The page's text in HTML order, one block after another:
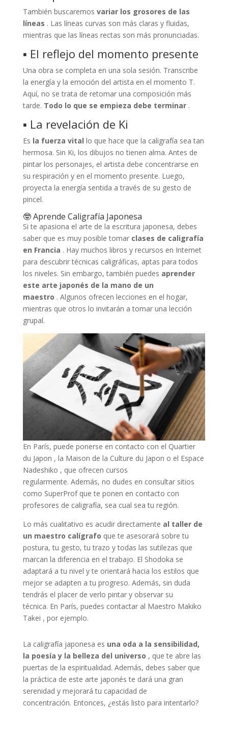
También buscaremos variar los grosores de las
líneas . Las líneas curvas son más claras y fluidas,
mientras que las líneas rectas son más pronunciadas.
▪ El reflejo del momento presente
Una obra se completa en una sola sesión. Transcribe
la energía y la emoción del artista en el momento T.
Aquí, no se trata de retomar una composición más
tarde. Todo lo que se empieza debe terminar.
▪ La revelación de Ki
Es la fuerza vital lo que hace que la caligrafía sea tan
hermosa. Sin Ki, los dibujos no tienen alma. Antes de
pintar los personajes, el artista debe concentrarse en
su respiración y en el momento presente. Luego,
proyecta la energía sentida a través de su gesto de
pincel.
🤓 Aprende Caligrafía Japonesa
Si te apasiona el arte de la escritura japonesa, debes
saber que es muy posible tomar clases de caligrafía
en Francia . Hay muchos libros y recursos en Internet
para descubrir técnicas caligráficas, aptas para todos
los niveles. Sin embargo, también puedes aprender
este arte japonés de la mano de un
maestro . Algunos ofrecen lecciones en el hogar,
mientras que otros lo invitarán a tomar una lección
grupal.
En París, puede ponerse en contacto con el Quartier
du Japon , la Maison de la Culture du Japon o el Espace
Nadeshiko , que ofrecen cursos
regularmente. Además, no dudes en consultar sitios
como SuperProf que te ponen en contacto con
profesores de caligrafía, sea cual sea tu región.
Lo más cualitativo es acudir directamente al taller de
un maestro calígrafo que te asesorará sobre tu
postura, tu gesto, tu trazo y todas las sutilezas que
marcan la diferencia en el trabajo. El Shodoka se
adaptará a tu nivel y te orientará hacia los estilos que
mejor se adapten a tu progreso. Además, sin duda
tendrás el placer de verlo pintar y observar su
técnica. En París, puedes contactar al Maestro Makiko
Takei , por ejemplo.
La caligrafía japonesa es una oda a la sensibilidad,
la poesía y la belleza del universo , que te abre las
puertas de la espiritualidad. Además, debes saber que
la práctica de este arte japonés te dará una gran
serenidad y mejorará tu capacidad de
concentración. Entonces, ¿estás listo para intentarlo?